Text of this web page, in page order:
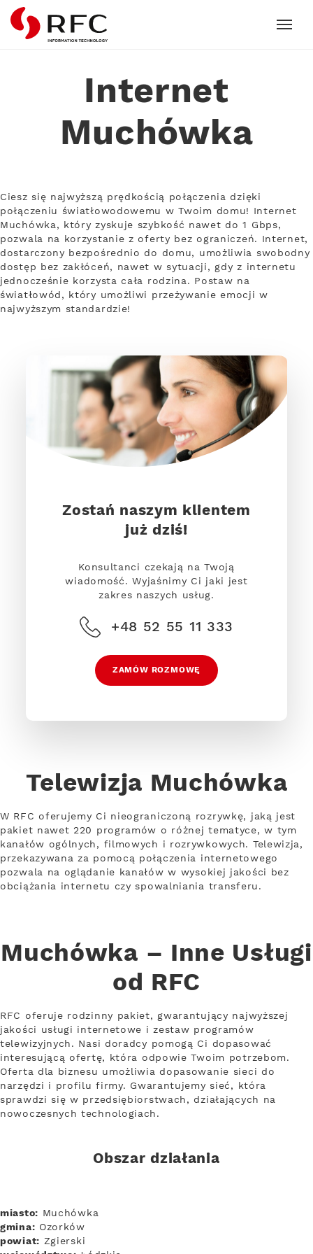
RFC
Internet
Muchówka
Ciesz się najwyższą prędkością połączenia dzięki
połączeniu światłowodowemu w Twoim domu! Internet
Muchówka, który zyskuje szybkość nawet do 1 Gbps,
pozwala na korzystanie z oferty bez ograniczeń. Internet,
dostarczony bezpośrednio do domu, umożliwia swobodny
dostęp bez zakłóceń, nawet w sytuacji, gdy z internetu
jednocześnie korzysta cała rodzina. Postaw na
światłowód, który umożliwi przeżywanie emocji w
najwyższym standardzie!
Zostań naszym klientem
już dziś!
Konsultanci czekają na Twoją
wiadomość. Wyjaśnimy Ci jaki jest
zakres naszych usług.
+48 52 55 11 333
ZAMÓW ROZMOWĘ
Telewizja Muchówka
W RFC oferujemy Ci nieograniczoną rozrywkę, jaką jest
pakiet nawet 220 programów o różnej tematyce, w tym
kanałów ogólnych, filmowych i rozrywkowych. Telewizja,
przekazywana za pomocą połączenia internetowego
pozwala na oglądanie kanałów w wysokiej jakości bez
obciążania internetu czy spowalniania transferu.
Muchówka – Inne Usługi
od RFC
RFC oferuje rodzinny pakiet, gwarantujący najwyższej
jakości usługi internetowe i zestaw programów
telewizyjnych. Nasi doradcy pomogą Ci dopasować
interesującą ofertę, która odpowie Twoim potrzebom.
Oferta dla biznesu umożliwia dopasowanie sieci do
narzędzi i profilu firmy. Gwarantujemy sieć, która
sprawdzi się w przedsiębiorstwach, działających na
nowoczesnych technologiach.
Obszar działania
miasto: Muchówka
gmina: Ozorków
powiat: Zgierski